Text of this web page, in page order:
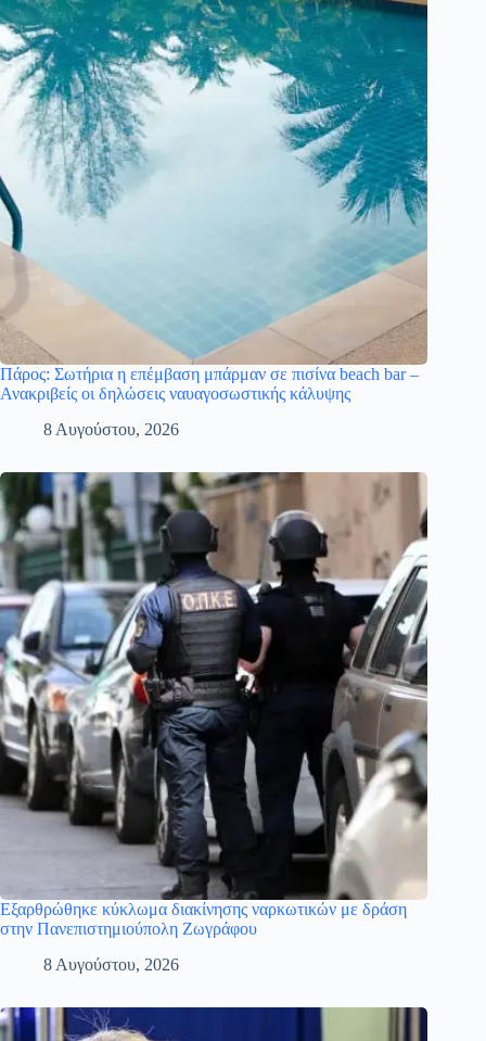
Πάρος: Σωτήρια η επέμβαση μπάρμαν σε πισίνα beach bar –
Ανακριβείς οι δηλώσεις ναυαγοσωστικής κάλυψης
8 Αυγούστου, 2026
Εξαρθρώθηκε κύκλωμα διακίνησης ναρκωτικών με δράση
στην Πανεπιστημιούπολη Ζωγράφου
8 Αυγούστου, 2026